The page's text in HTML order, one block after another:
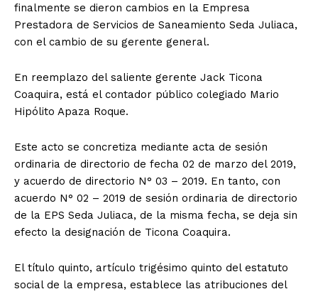
finalmente se dieron cambios en la Empresa
Prestadora de Servicios de Saneamiento Seda Juliaca,
con el cambio de su gerente general.
En reemplazo del saliente gerente Jack Ticona
Coaquira, está el contador público colegiado Mario
Hipólito Apaza Roque.
Este acto se concretiza mediante acta de sesión
ordinaria de directorio de fecha 02 de marzo del 2019,
y acuerdo de directorio N° 03 – 2019. En tanto, con
acuerdo N° 02 – 2019 de sesión ordinaria de directorio
de la EPS Seda Juliaca, de la misma fecha, se deja sin
efecto la designación de Ticona Coaquira.
El título quinto, artículo trigésimo quinto del estatuto
social de la empresa, establece las atribuciones del